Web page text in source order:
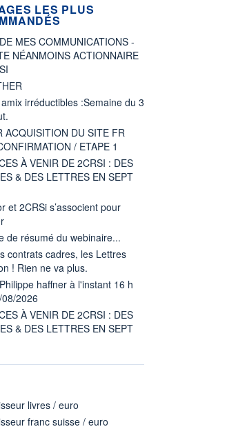
LES PLUS
MES COMMUNICATIONS -
NÉANMOINS ACTIONNAIRE
irréductibles :Semaine du 3
ACQUISITION DU SITE FR
/ ETAPE 1
À VENIR DE 2CRSI : DES
& DES LETTRES EN SEPT
et 2CRSi s’associent pour
de résumé du webinaire...
contrats cadres, les Lettres
! Rien ne va plus.
haffner à l'instant 16 h
2026
À VENIR DE 2CRSI : DES
& DES LETTRES EN SEPT
livres / euro
franc suisse / euro